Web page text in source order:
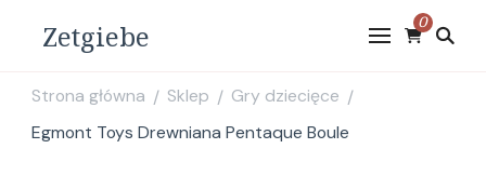
Zetgiebe 0
Strona główna / Sklep / Gry dziecięce /
Egmont Toys Drewniana Pentaque Boule